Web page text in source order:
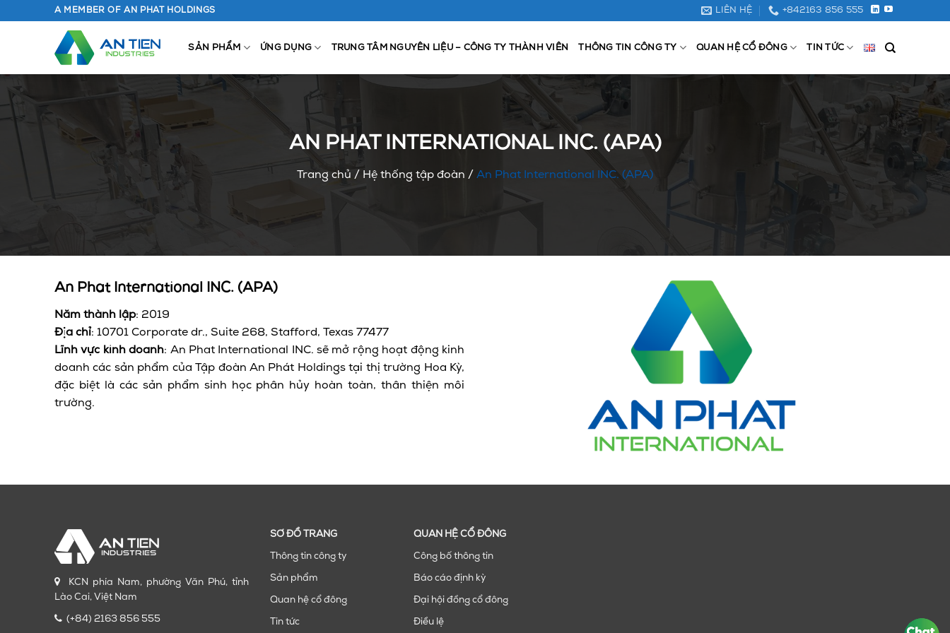
A MEMBER OF AN PHAT HOLDINGS LIÊN HỆ +842163 856 555
SẢN PHẨM ỨNG DỤNG TRUNG TÂM NGUYÊN LIỆU – CÔNG TY THÀNH VIÊN THÔNG TIN CÔNG TY QUAN HỆ CỔ ĐÔNG TIN TỨC
AN PHAT INTERNATIONAL INC. (APA)
Trang chủ / Hệ thống tập đoàn / An Phat International INC. (APA)
An Phat International INC. (APA)
Năm thành lập: 2019
Địa chỉ: 10701 Corporate dr., Suite 268, Stafford, Texas 77477
Lĩnh vực kinh doanh: An Phat International INC. sẽ mở rộng hoạt động kinh
doanh các sản phẩm của Tập đoàn An Phát Holdings tại thị trường Hoa Kỳ,
đặc biệt là các sản phẩm sinh học phân hủy hoàn toàn, thân thiện môi
trường.
KCN phía Nam, phường Văn Phú, tỉnh
Lào Cai, Việt Nam
(+84) 2163 856 555
SƠ ĐỒ TRANG
Thông tin công ty
Sản phẩm
Quan hệ cổ đông
Tin tức
QUAN HỆ CỔ ĐÔNG
Công bố thông tin
Báo cáo định kỳ
Đại hội đồng cổ đông
Điều lệ